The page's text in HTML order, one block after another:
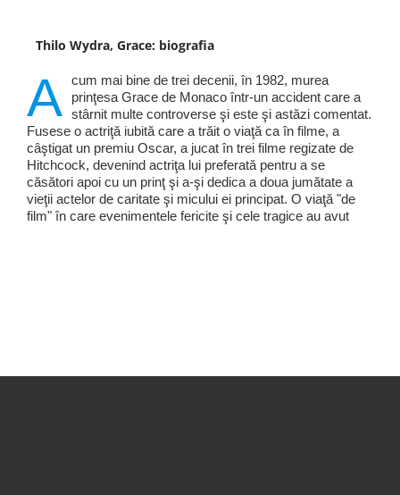
Thilo Wydra, Grace: biografia
A cum mai bine de trei decenii, în 1982, murea
prinţesa Grace de Monaco într-un accident care a
stârnit multe controverse şi este şi astăzi comentat.
Fusese o actriţă iubită care a trăit o viaţă ca în filme, a
câştigat un premiu Oscar, a jucat în trei filme regizate de
Hitchcock, devenind actriţa lui preferată pentru a se
căsători apoi cu un prinţ şi a-şi dedica a doua jumătate a
vieţii actelor de caritate şi micului ei principat. O viaţă "de
film" în care evenimentele fericite şi cele tragice au avut